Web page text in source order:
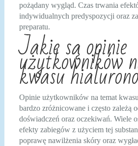
pożądany wygląd. Czas trwania
indywidualnych predyspozycji oraz
preparatu.
Jakie są opinie
użytkowników
kwasu
Opinie użytkowników na temat
bardzo zróżnicowane i często zależą
doświadczeń oraz oczekiwań. Wiele
efekty zabiegów z użyciem tej
poprawę nawilżenia skóry oraz